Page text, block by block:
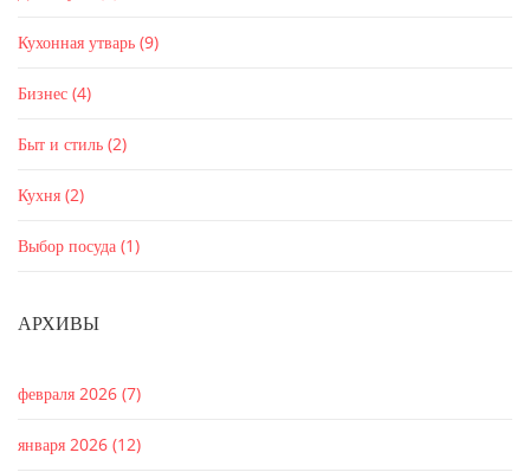
Кухонная утварь (9)
Бизнес (4)
Быт и стиль (2)
Кухня (2)
Выбор посуда (1)
АРХИВЫ
февраля 2026 (7)
января 2026 (12)